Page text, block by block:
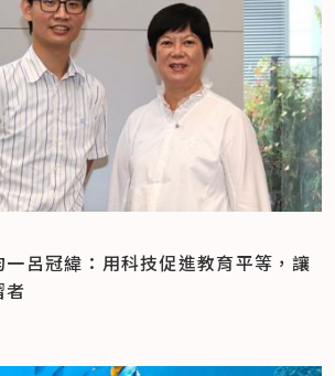
呂冠緯：用科技促進教育平等，讓
者